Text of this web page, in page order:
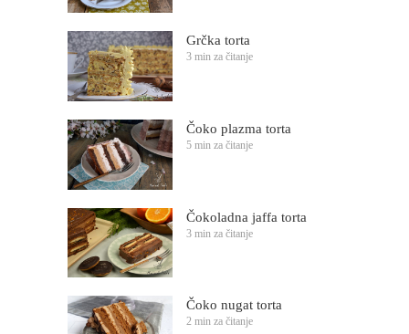
Grčka torta
3 min za čitanje
Čoko plazma torta
5 min za čitanje
Čokoladna jaffa torta
3 min za čitanje
Čoko nugat torta
2 min za čitanje